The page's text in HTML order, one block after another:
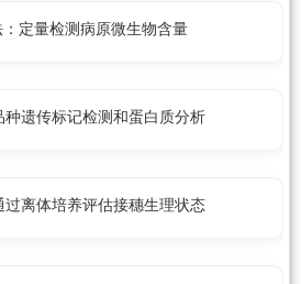
：定量检测病原微生物含量
种遗传标记检测和蛋白质分析
离体培养评估接穗生理状态